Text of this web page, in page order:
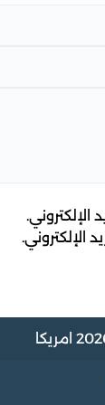
الإلكتروني.
الإلكتروني.